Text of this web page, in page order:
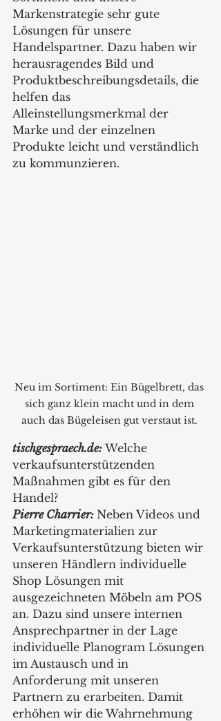
Markenstrategie sehr gute
Lösungen für unsere
Handelspartner. Dazu haben wir
herausragendes Bild und
Produktbeschreibungsdetails, die
helfen das
Alleinstellungsmerkmal der
Marke und der einzelnen
Produkte leicht und verständlich
zu kommunzieren.
Neu im Sortiment: Ein Bügelbrett, das
sich ganz klein macht und in dem
auch das Bügeleisen gut verstaut ist.
tischgespraech.de: Welche
verkaufsunterstützenden
Maßnahmen gibt es für den
Handel?
Pierre Charrier: Neben Videos und
Marketingmaterialien zur
Verkaufsunterstützung bieten wir
unseren Händlern individuelle
Shop Lösungen mit
ausgezeichneten Möbeln am POS
an. Dazu sind unsere internen
Ansprechpartner in der Lage
individuelle Planogram Lösungen
im Austausch und in
Anforderung mit unseren
Partnern zu erarbeiten. Damit
erhöhen wir die Wahrnehmung